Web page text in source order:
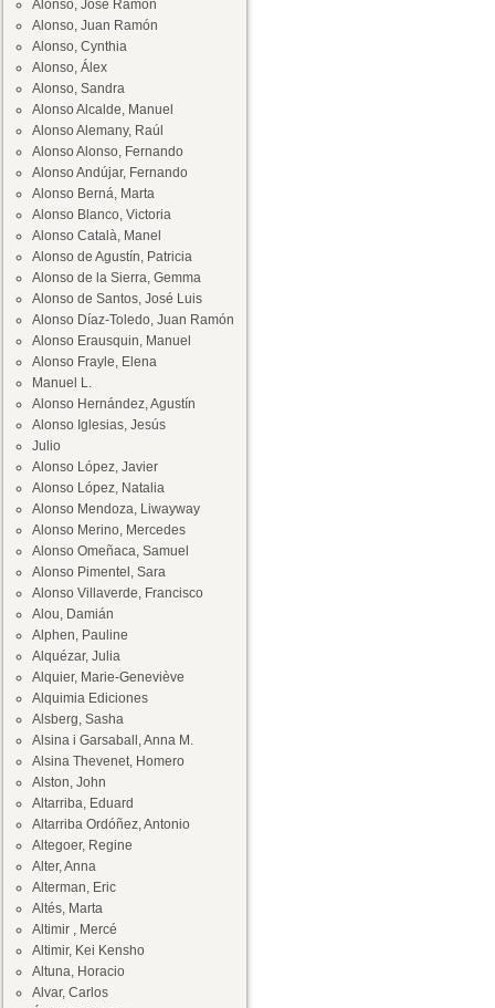
Alonso, José Ramón
Alonso, Juan Ramón
Alonso, Cynthia
Alonso, Álex
Alonso, Sandra
Alonso Alcalde, Manuel
Alonso Alemany, Raúl
Alonso Alonso, Fernando
Alonso Andújar, Fernando
Alonso Berná, Marta
Alonso Blanco, Victoria
Alonso Català, Manel
Alonso de Agustín, Patricia
Alonso de la Sierra, Gemma
Alonso de Santos, José Luis
Alonso Díaz-Toledo, Juan Ramón
Alonso Erausquin, Manuel
Alonso Frayle, Elena
Manuel L.
Alonso Hernández, Agustín
Alonso Iglesias, Jesús
Julio
Alonso López, Javier
Alonso López, Natalia
Alonso Mendoza, Liwayway
Alonso Merino, Mercedes
Alonso Omeñaca, Samuel
Alonso Pimentel, Sara
Alonso Villaverde, Francisco
Alou, Damián
Alphen, Pauline
Alquézar, Julia
Alquier, Marie-Geneviève
Alquimia Ediciones
Alsberg, Sasha
Alsina i Garsaball, Anna M.
Alsina Thevenet, Homero
Alston, John
Altarriba, Eduard
Altarriba Ordóñez, Antonio
Altegoer, Regine
Alter, Anna
Alterman, Eric
Altés, Marta
Altimir , Mercé
Altimir, Kei Kensho
Altuna, Horacio
Alvar, Carlos